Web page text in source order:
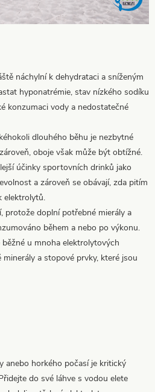
náchylní k dehydrataci a sníženým
hyponatrémie, stav nízkého sodíku
konzumaci vody a nedostatečné
dlouhého běhu je nezbytné
oboje však může být obtížné.
účinky sportovních drinků jako
a zároveň se obávají, zda pitím
elektrolytů.
protože doplní potřebné mierály a
během a nebo po výkonu.
u mnoha elektrolytových
a stopové prvky, které jsou
anebo horkého počasí je kritický
do své láhve s vodou elete